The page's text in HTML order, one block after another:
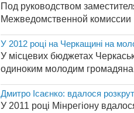
Под руководством
Межведомственной комиссии
У 2012 році на Черкащині на
У місцевих бюджетах
одиноким молодим
Дмитро Ісаєнко: вдалося
У 2011 році Мінрегіону